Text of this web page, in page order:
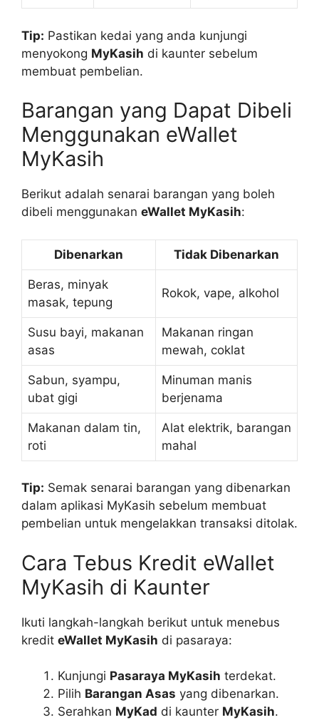
Tip: Pastikan kedai yang anda kunjungi
menyokong MyKasih di kaunter sebelum
membuat pembelian.
Barangan yang Dapat Dibeli
Menggunakan eWallet
MyKasih
Berikut adalah senarai barangan yang boleh
dibeli menggunakan eWallet MyKasih:
Dibenarkan Tidak Dibenarkan
Beras, minyak
masak, tepung
Rokok, vape, alkohol
Susu bayi, makanan
asas
Makanan ringan
mewah, coklat
Sabun, syampu,
ubat gigi
Minuman manis
berjenama
Makanan dalam tin,
roti
Alat elektrik, barangan
mahal
Tip: Semak senarai barangan yang dibenarkan
dalam aplikasi MyKasih sebelum membuat
pembelian untuk mengelakkan transaksi ditolak.
Cara Tebus Kredit eWallet
MyKasih di Kaunter
Ikuti langkah-langkah berikut untuk menebus
kredit eWallet MyKasih di pasaraya:
Kunjungi Pasaraya MyKasih terdekat.
Pilih Barangan Asas yang dibenarkan.
Serahkan MyKad di kaunter MyKasih.